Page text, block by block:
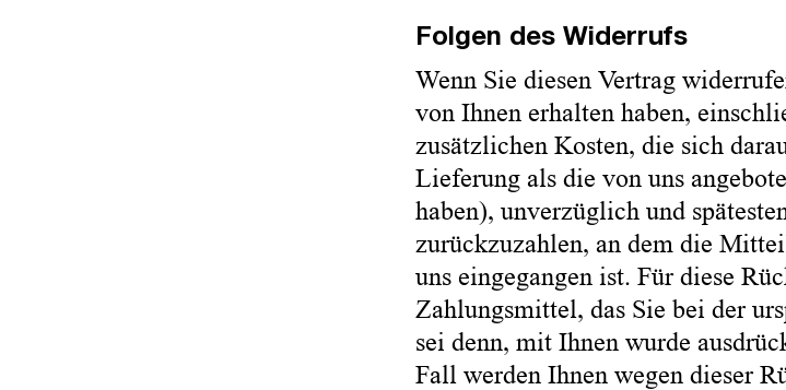
Folgen des Widerrufs
Wenn Sie diesen Vertrag
von Ihnen erhalten haben,
zusätzlichen Kosten, die sich
Lieferung als die von uns
haben), unverzüglich und
zurückzuzahlen, an dem die
uns eingegangen ist. Für diese
Zahlungsmittel, das Sie bei der
sei denn, mit Ihnen wurde
Fall werden Ihnen wegen dieser